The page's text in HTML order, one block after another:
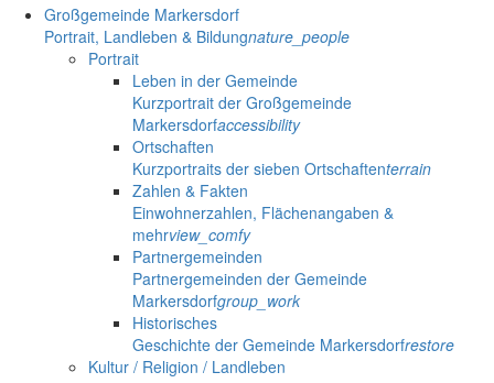
Großgemeinde Markersdorf
Portrait, Landleben & Bildungnature_people
Portrait
Leben in der Gemeinde
Kurzportrait der Großgemeinde
Markersdorfaccessibility
Ortschaften
Kurzportraits der sieben Ortschaftenterrain
Zahlen & Fakten
Einwohnerzahlen, Flächenangaben &
mehrview_comfy
Partnergemeinden
Partnergemeinden der Gemeinde
Markersdorfgroup_work
Historisches
Geschichte der Gemeinde Markersdorfrestore
Kultur / Religion / Landleben